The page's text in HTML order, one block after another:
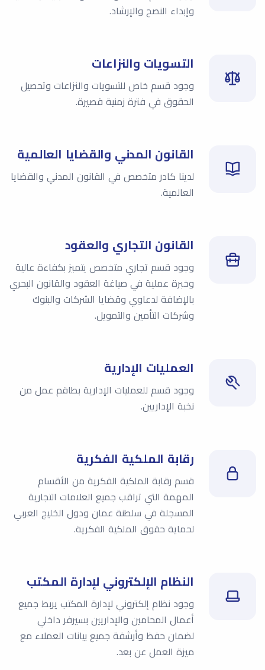
وإبداء النصح والإرشاد.
التسويات والنزاعات
وجود قسم خاص للتسويات والنزاعات وتحصيل
الحقوق في فترة زمنية قصيرة.
القانون المدني والقضايا العالمية
لدينا كادر متخصص في القانون المدني والقضايا
العالمية.
القانون التجاري والعقود
وجود قسم تجاري متخصص يتميز بكفاءة عالية
وخبرة عملية في صياغة العقود والقانون البحري
بالإضافة لدعاوي وقضايا الشركات والبنوك
وشركات التأمين والتمويل.
العمليات الإدارية
وجود قسم للعمليات الإدارية بطاقم عمل من
نخبة الإداريين.
رقابة الملكية الفكرية
قسم رقابة الملكية الفكرية من الأقسام
المهمة التي تراقب جميع العلامات التجارية
المسجلة في سلطنة عمان ودول الخليج العربي
لحماية حقوق الملكية الفكرية.
النظام الإلكتروني لإدارة المكتب
وجود نظام إلكتروني لإدارة المكتب يربط جميع
أعمال المحامين والإداريين بسيرفر داخلي
لضمان حفظ وأرشفة جميع بيانات العملاء مع
ميزة العمل عن بعد.